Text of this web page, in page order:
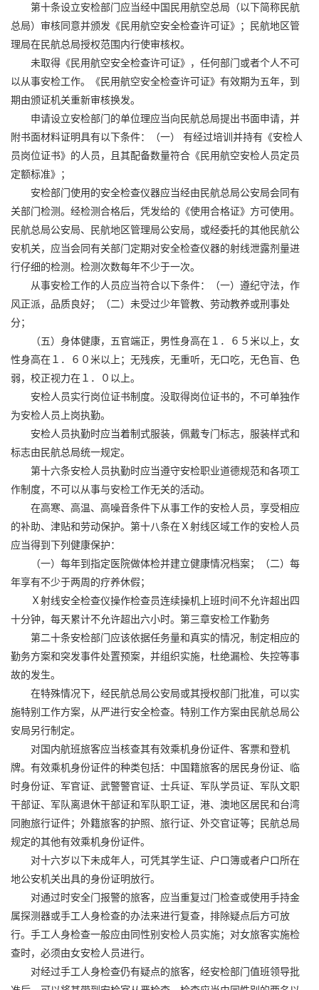
第十条设立安检部门应当经中国民用航空总局（以下简称民航
总局）审核同意并颁发《民用航空安全检查许可证》；民航地区管
理局在民航总局授权范围内行使审核权。
未取得《民用航空安全检查许可证》，任何部门或者个人不可
以从事安检工作。《民用航空安全检查许可证》有效期为五年，到
期由颁证机关重新审核换发。
申请设立安检部门的单位理应当向民航总局提出书面申请，并
附书面材料证明具有以下条件：（一） 有经过培训并持有《安检人
员岗位证书》的人员，且其配备数量符合《民用航空安检人员定员
定额标准》；
安检部门使用的安全检查仪器应当经由民航总局公安局会同有
关部门检测。经检测合格后，凭发给的《使用合格证》方可使用。
民航总局公安局、民航地区管理局公安局，或经委托的其他民航公
安机关，应当会同有关部门定期对安全检查仪器的射线泄露剂量进
行仔细的检测。检测次数每年不少于一次。
从事安检工作的人员应当符合以下条件：（一）遵纪守法，作
风正派，品质良好；（二）未受过少年管教、劳动教养或刑事处
分；
（五）身体健康，五官端正，男性身高在１．６５米以上，女
性身高在１．６０米以上；无残疾，无重听，无口吃，无色盲、色
弱，校正视力在１．０以上。
安检人员实行岗位证书制度。没取得岗位证书的，不可单独作
为安检人员上岗执勤。
安检人员执勤时应当着制式服装，佩戴专门标志，服装样式和
标志由民航总局统一规定。
第十六条安检人员执勤时应当遵守安检职业道德规范和各项工
作制度，不可以从事与安检工作无关的活动。
在高寒、高温、高噪音条件下从事工作的安检人员，享受相应
的补助、津贴和劳动保护。第十八条在Ｘ射线区域工作的安检人员
应当得到下列健康保护：
（一）每年到指定医院做体检并建立健康情况档案；（二）每
年享有不少于两周的疗养休假；
Ｘ射线安全检查仪操作检查员连续操机上班时间不允许超出四
十分钟，每天累计不允许超出六小时。第三章安检工作勤务
第二十条安检部门应该依据任务量和真实的情况，制定相应的
勤务方案和突发事件处置预案，并组织实施，杜绝漏检、失控等事
故的发生。
在特殊情况下，经民航总局公安局或其授权部门批准，可以实
施特别工作方案，从严进行安全检查。特别工作方案由民航总局公
安局另行制定。
对国内航班旅客应当核查其有效乘机身份证件、客票和登机
牌。有效乘机身份证件的种类包括：中国籍旅客的居民身份证、临
时身份证、军官证、武警警官证、士兵证、军队学员证、军队文职
干部证、军队离退休干部证和军队职工证，港、澳地区居民和台湾
同胞旅行证件；外籍旅客的护照、旅行证、外交官证等；民航总局
规定的其他有效乘机身份证件。
对十六岁以下未成年人，可凭其学生证、户口簿或者户口所在
地公安机关出具的身份证明放行。
对通过时安全门报警的旅客，应当重复过门检查或使用手持金
属探测器或手工人身检查的办法来进行复查，排除疑点后方可放
行。手工人身检查一般应由同性别安检人员实施；对女旅客实施检
查时，必须由女安检人员进行。
对经过手工人身检查仍有疑点的旅客，经安检部门值班领导批